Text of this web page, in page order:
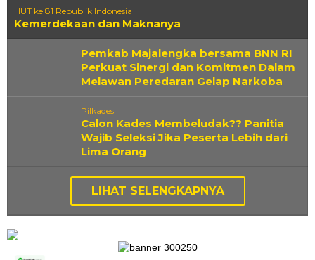
HUT ke 81 Republik Indonesia
Kemerdekaan dan Maknanya
Pemkab Majalengka bersama BNN RI
Perkuat Sinergi dan Komitmen Dalam
Melawan Peredaran Gelap Narkoba
Pilkades
‎Calon Kades Membeludak?? Panitia
Wajib Seleksi Jika Peserta Lebih dari
Lima Orang
LIHAT SELENGKAPNYA